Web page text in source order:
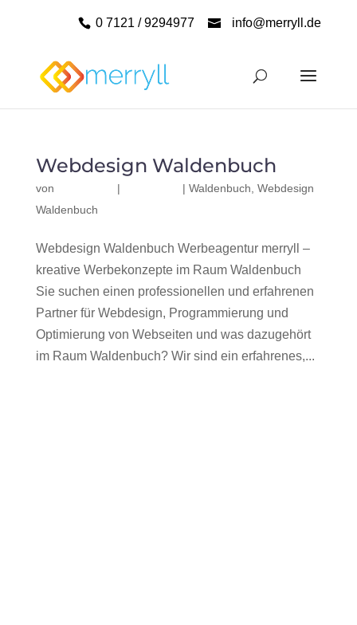
0 7121 / 9294977 info@merryll.de
Webdesign Waldenbuch
von | | Waldenbuch Webdesign
Waldenbuch
Webdesign Waldenbuch Werbeagentur merryll –
kreative Werbekonzepte im Raum Waldenbuch
Sie suchen einen professionellen und erfahrenen
Partner für Webdesign, Programmierung und
Optimierung von Webseiten und was dazugehört
im Raum Waldenbuch? Wir sind ein erfahrenes,...